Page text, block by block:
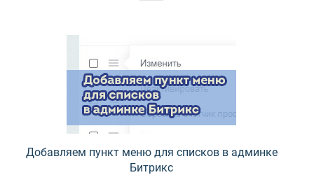
Добавляем пункт меню для списков в админке
Битрикс